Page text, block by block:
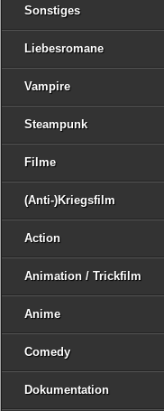
Sonstiges
Liebesromane
Vampire
Steampunk
Filme
(Anti-)Kriegsfilm
Action
Animation / Trickfilm
Anime
Comedy
Dokumentation